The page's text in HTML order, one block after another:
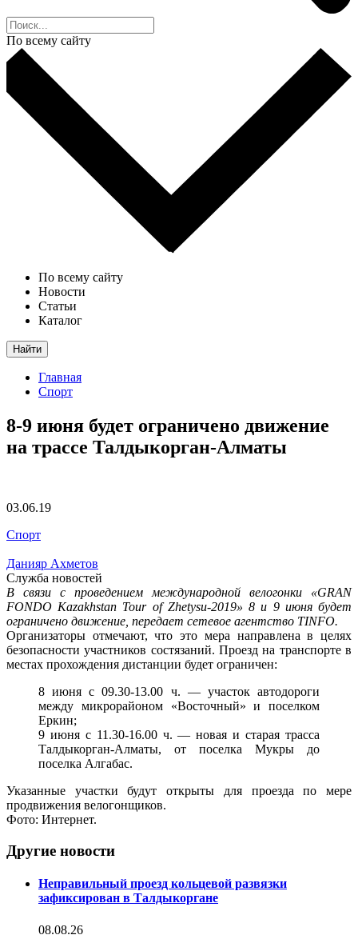
По всему сайту
По всему сайту
Новости
Статьи
Каталог
Найти
Главная
Спорт
8-9 июня будет ограничено движение
на трассе Талдыкорган-Алматы
03.06.19
Спорт
Данияр Ахметов
Служба новостей
В связи с проведением международной велогонки «GRAN
FONDO Kazakhstan Tour of Zhetуsu-2019» 8 и 9 июня будет
ограничено движение, передает сетевое агентство TINFO.
Организаторы отмечают, что это мера направлена в целях
безопасности участников состязаний. Проезд на транспорте в
местах прохождения дистанции будет ограничен:
8 июня с 09.30-13.00 ч. — участок автодороги
между микрорайоном «Восточный» и поселком
Еркин;
9 июня с 11.30-16.00 ч. — новая и старая трасса
Талдыкорган-Алматы, от поселка Мукры до
поселка Алгабас.
Указанные участки будут открыты для проезда по мере
продвижения велогонщиков.
Фото: Интернет.
Другие новости
Неправильный проезд кольцевой развязки
зафиксирован в Талдыкоргане
08.08.26